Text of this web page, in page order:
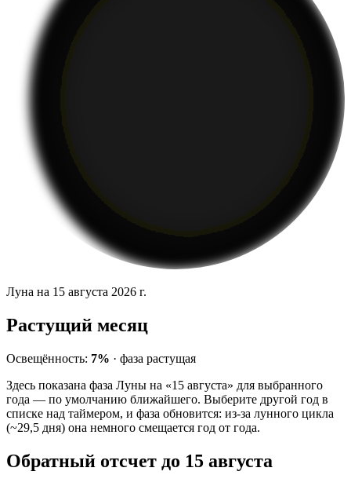
Луна на 15 августа 2026 г.
Растущий месяц
Освещённость: 7% · фаза растущая
Здесь показана фаза Луны на «15 августа» для выбранного
года — по умолчанию ближайшего. Выберите другой год в
списке над таймером, и фаза обновится: из-за лунного цикла
(~29,5 дня) она немного смещается год от года.
Обратный отсчет до 15 августа